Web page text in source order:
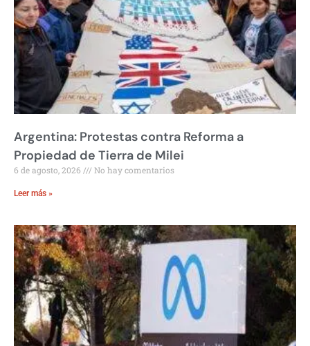
Argentina: Protestas contra Reforma a
Propiedad de Tierra de Milei
6 de agosto, 2026 No hay comentarios
Leer más »